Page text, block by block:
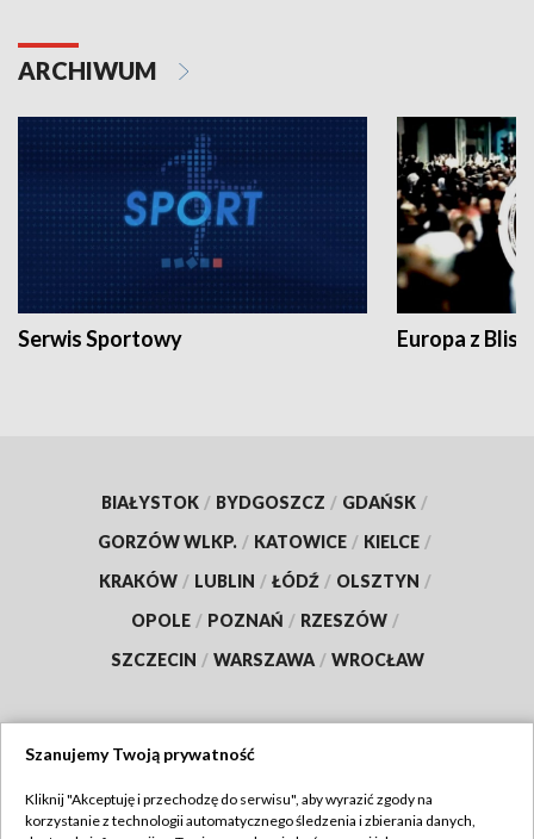
ARCHIWUM
Serwis Sportowy Europa z
BIAŁYSTOK / BYDGOSZCZ / GDAŃSK /
GORZÓW WLKP. / KATOWICE / KIELCE /
KRAKÓW / LUBLIN / ŁÓDŹ / OLSZTYN /
OPOLE / POZNAŃ / RZESZÓW /
SZCZECIN / WARSZAWA / WROCŁAW
TVP
Szanujemy Twoją prywatność
Kliknij "Akceptuję i przechodzę do serwisu", aby wyrazić zgody na
korzystanie z technologii automatycznego śledzenia i zbierania danych,